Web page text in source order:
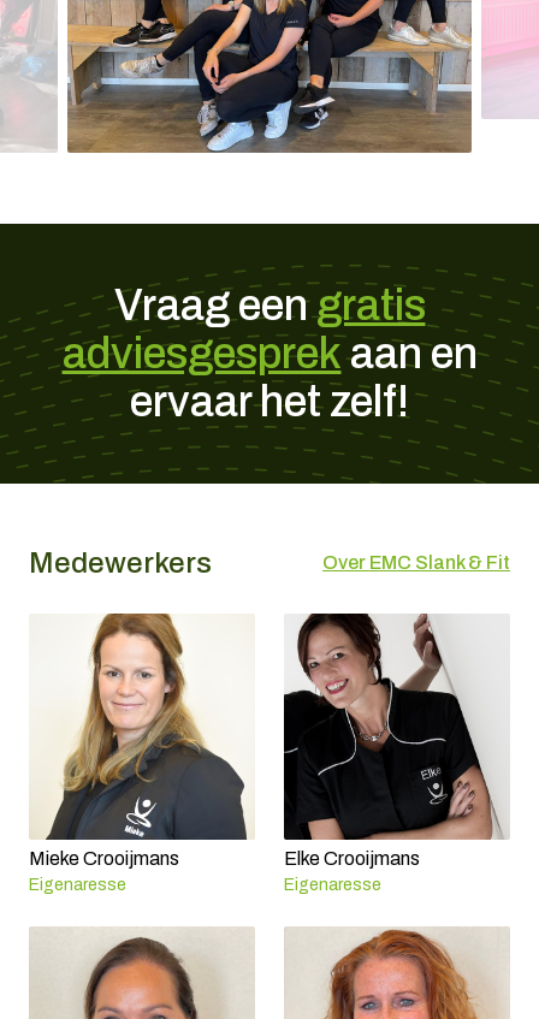
Vraag eengratis
adviesgesprekaan en
ervaar het zelf!
Medewerkers Over EMC Slank & Fit
Mieke Crooijmans
Eigenaresse
Elke Crooijmans
Eigenaresse